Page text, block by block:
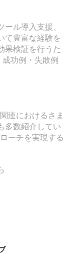
ル導入支援、
て豊富な経験を
果検証を行うた
功例・失敗例
連におけるさま
多数紹介してい
ーチを実現する